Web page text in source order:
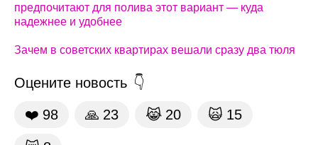
предпочитают для полива этот вариант — куда
надежнее и удобнее
Зачем в советских квартирах вешали сразу два тюля
Оцените новость
❤️ 98 🙏 23 😹 20 🙀 15